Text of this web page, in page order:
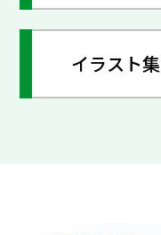
イラスト集